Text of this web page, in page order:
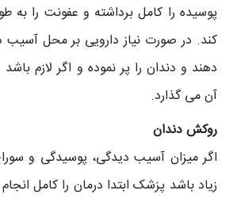
پوسیده را کامل برداشته و عفونت را به
کند. در صورت نیاز دارویی بر محل آسیب
دهند و دندان را پر نموده و اگر لازم
آن می گذارد.
روکش دندان
اگر میزان آسیب دیدگی، پوسیدگی و
زیاد باشد پزشک ابتدا درمان را کامل